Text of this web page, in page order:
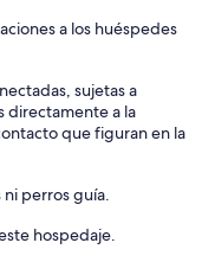
a los huéspedes
sujetas a
directamente a la
que figuran en la
perros guía.
hospedaje.